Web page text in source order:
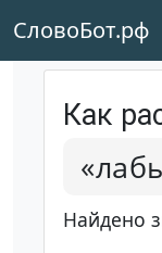
СловоБот.рф
Как
Найдено